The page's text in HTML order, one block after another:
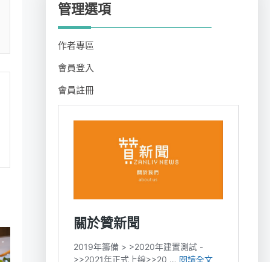
管理選項
作者專區
會員登入
會員註冊